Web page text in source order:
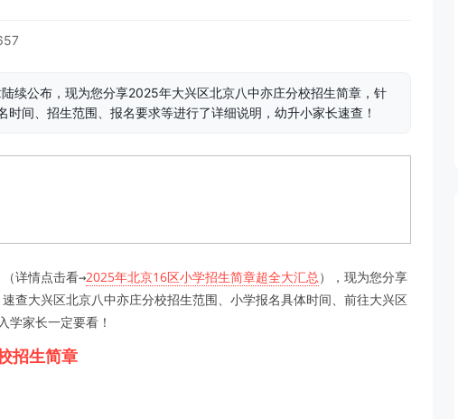
续公布，现为您分享2025年大兴区北京八中亦庄分校招生简章，针
时间、招生范围、报名要求等进行了详细说明，幼升小家长速查！
详情点击看→2025年北京16区小学招生简章超全大汇总），现为您分享
查大兴区北京八中亦庄分校招生范围、小学报名具体时间、前往大兴区
学家长一定要看！
招生简章